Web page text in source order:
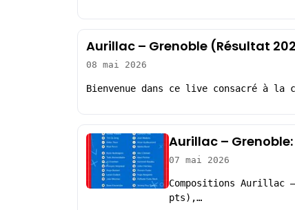
Aurillac – Grenoble (Résultat
08 mai 2026
Bienvenue dans ce live consacré à
Aurillac –
07 mai 2026
Compositions Aurillac
pts),…